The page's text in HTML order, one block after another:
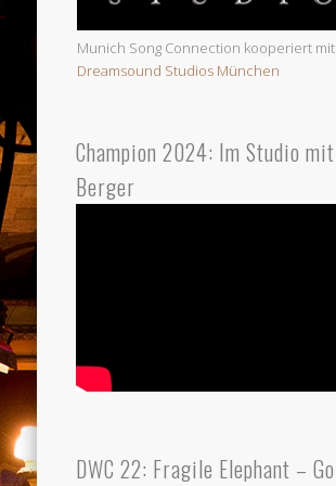
Munich Song Connection kooperiert mit
Dreamsound Studios München
Champion 2024: Im Studio
Berger
DWC 22: Fragile Elephant –